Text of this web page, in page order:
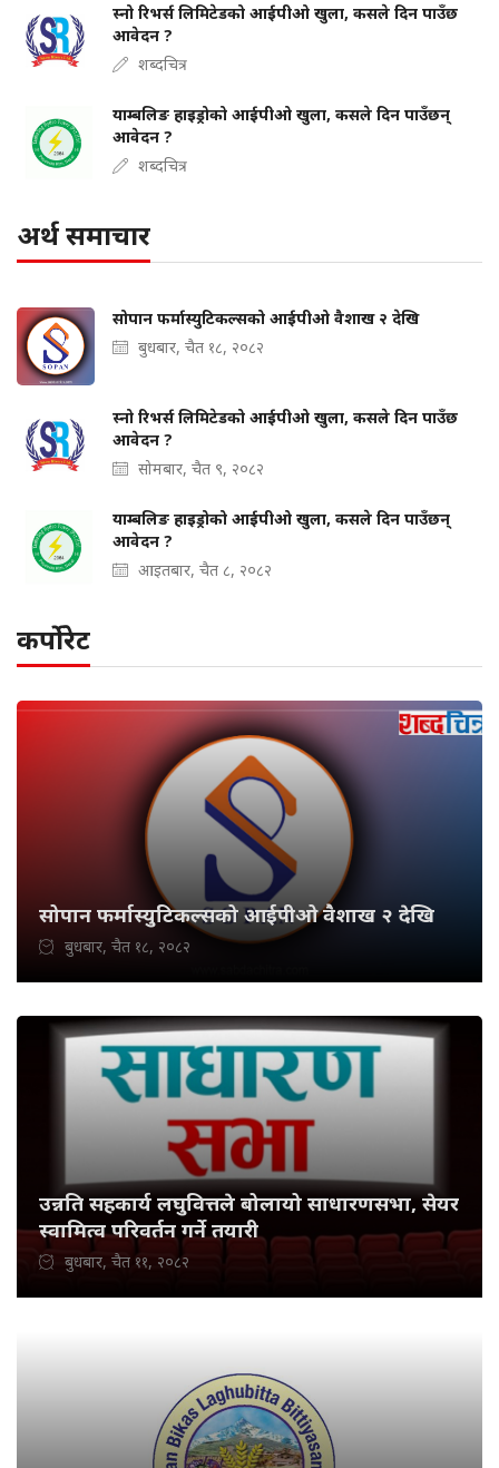
स्नो रिभर्स लिमिटेडको आईपीओ खुला, कसले दिन पाउँछ
आवेदन ?
शब्दचित्र
याम्बलिङ हाइड्रोको आईपीओ खुला, कसले दिन पाउँछन्
आवेदन ?
शब्दचित्र
अर्थ समाचार
सोपान फर्मास्युटिकल्सको आईपीओ वैशाख २ देखि
बुधबार, चैत १८, २०८२
स्नो रिभर्स लिमिटेडको आईपीओ खुला, कसले दिन पाउँछ
आवेदन ?
सोमबार, चैत ९, २०८२
याम्बलिङ हाइड्रोको आईपीओ खुला, कसले दिन पाउँछन्
आवेदन ?
आइतबार, चैत ८, २०८२
कर्पोरेट
सोपान फर्मास्युटिकल्सको आईपीओ वैशाख २ देखि
बुधबार, चैत १८, २०८२
उन्नति सहकार्य लघुवित्तले बोलायो साधारणसभा, सेयर
स्वामित्व परिवर्तन गर्ने तयारी
बुधबार, चैत ११, २०८२